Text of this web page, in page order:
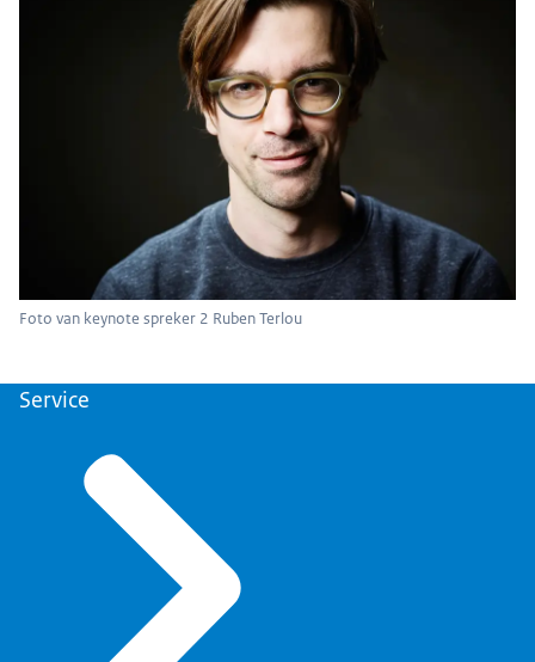
Foto van keynote spreker 2 Ruben Terlou
Service